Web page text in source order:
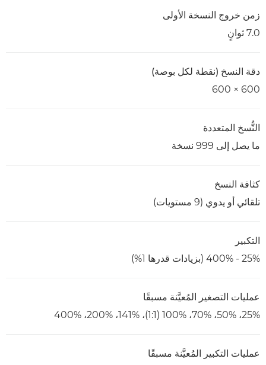
زمن خروج النسخة الأولى
7.0 ثوانٍ
دقة النسخ (نقطة لكل بوصة)
600 × 600
النُّسخ المتعددة
ما يصل إلى 999 نسخة
كثافة النسخ
تلقائي أو يدوي (9 مستويات)
التكبير
25% - 400% (بزيادات قدرها 1%)
عمليات التصغير المُعيَّنة مسبقًا
25%، 50%، 70%، 100% (1:1)، 141%، 200%، 400%
عمليات التكبير المُعيَّنة مسبقًا